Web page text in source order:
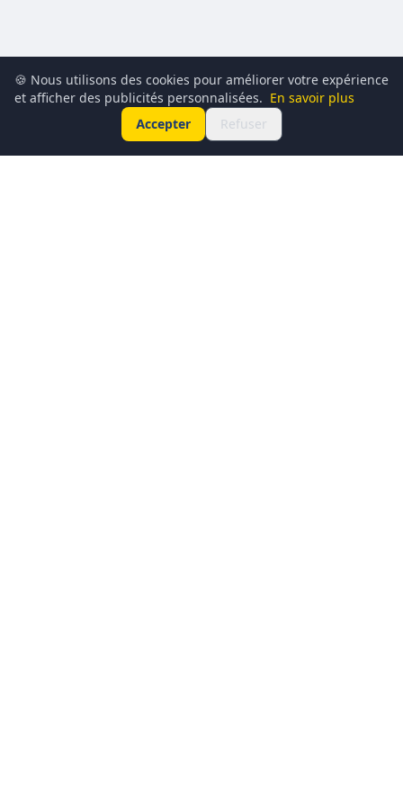
🍪 Nous utilisons des cookies pour améliorer votre expérience
et afficher des publicités personnalisées. En savoir plus
Accepter
Refuser